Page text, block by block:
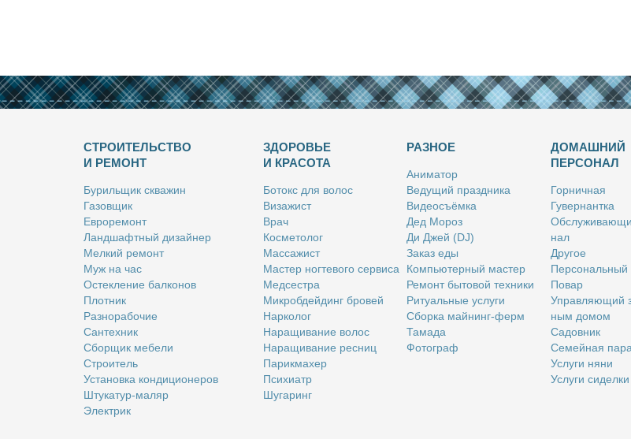
СТРОИТЕЛЬСТВО
И РЕМОНТ
Бу­риль­щик сква­жин
Га­зов­щик
Ев­ро­ре­монт
Ланд­шафт­ный ди­зай­нер
Мел­кий ре­монт
Муж на час
Остек­ле­ние бал­ко­нов
Плот­ник
Раз­но­ра­бо­чие
Сан­тех­ник
Сбор­щик ме­бе­ли
Стро­и­тель
Уста­нов­ка кон­ди­ци­о­не­ров
Шту­ка­тур-ма­ляр
Элек­трик
ЗДОРОВЬЕ
И КРАСОТА
Бо­токс для во­лос
Ви­за­жист
Врач
Кос­ме­то­лог
Мас­са­жист
Ма­стер ног­те­во­го сер­ви­са
Мед­сест­ра
Мик­роб­дей­динг бро­вей
Нар­ко­лог
На­ра­щи­ва­ние во­лос
На­ра­щи­ва­ние рес­ниц
Па­рик­махер
Пси­хи­атр
Шу­га­ринг
РАЗНОЕ
Ани­ма­тор
Ве­ду­щий празд­ни­ка
Ви­део­съём­ка
Дед Мо­роз
Ди Джей (DJ)
За­каз еды
Ком­пью­тер­ный ма­стер
Ре­монт бы­то­вой тех­ни­ки
Ри­ту­аль­ные услу­ги
Сбор­ка май­нинг-ферм
Та­ма­да
Фо­то­граф
ДОМАШНИЙ
ПЕРСОНАЛ
Гор­нич­ная
Гу­вер­нант­ка
нал
Дру­гое
Пер­со­наль­ный
По­вар
Управ­ля­ю­щий
ным до­мом
Са­дов­ник
Се­мей­ная па­ра
Услу­ги ня­ни
Услу­ги си­дел­ки